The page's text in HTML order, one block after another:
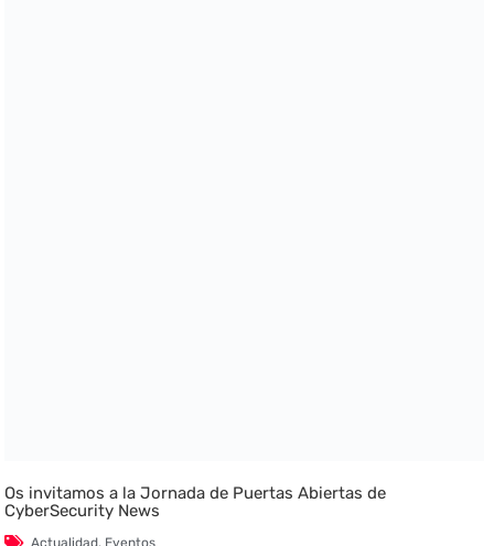
Os invitamos a la Jornada de Puertas Abiertas de
CyberSecurity News